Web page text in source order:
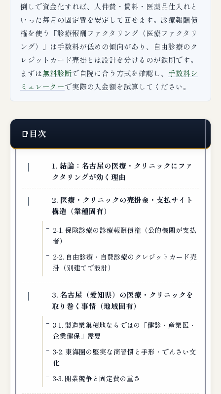
倒しで資金化すれば、人件費・賃料・医薬品仕入れと
いった毎月の固定費を安定して回せます。診療報酬債
権を使う「診療報酬ファクタリング（医療ファクタリ
ング）」は手数料が低めの傾向があり、自由診療のク
レジットカード売掛とは設計を分けるのが鉄則です。
まずは無料診断で自院に合う方式を確認し、 手数料シ
ミュレーターで実際の入金額を試算してください。
目次
1. 結論：名古屋の医療・クリニックにファ
クタリングが効く理由
2. 医療・クリニックの売掛金・支払サイト
構造（業種固有）
2-1. 保険診療の診療報酬債権（公的機関が支払
者）
2-2. 自由診療・自費診療のクレジットカード売
掛（別建てで設計）
3. 名古屋（愛知県）の医療・クリニックを
取り巻く事情（地域固有）
3-1. 製造業集積地ならではの「健診・産業医・
企業健保」需要
3-2. 東海圏の堅実な商習慣と手形・でんさい文
化
3-3. 開業競争と固定費の重さ